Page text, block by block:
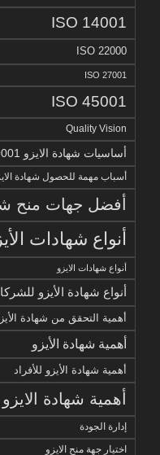
ISO 14001
ISO 22000
ISO 27001
ISO 45001
Quality Vision
أساسيات شهادة الايزو 9001
أسباب مهمة للحصول شهادة
أفضل جهات منح
أنواع شهادات
أنواع شهادات الايزو
أنواع شهادة الأيزو
أهمية التحقق من شهادة
أهمية شهادة الأيزو
أهمية شهادة الأيزو للأفراد
أهمية شهادة الايزو
إدارة الجودة
اختيار جهة منح الايزو